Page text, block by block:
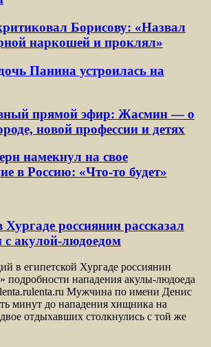
Борисову: «Назвал
наркошей и проклял»
Панина устроилась на
прямой эфир: Жасмин — о
новой профессии и детях
намекнул на свое
в Россию: «Что-то будет»
россиянин рассказал
с акулой-людоедом
в египетской Хургаде россиянин
подробности нападения акулы-людоеда
Мужчина по имени Денис
минут до нападения хищника на
отдыхавших столкнулись с той же